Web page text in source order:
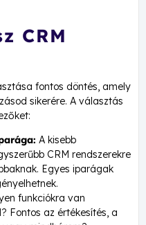
CRM
fontos döntés, amely
sikerére. A választás
A kisebb
CRM rendszerekre
Egyes iparágak
funkciókra van
Fontos az értékesítés, a